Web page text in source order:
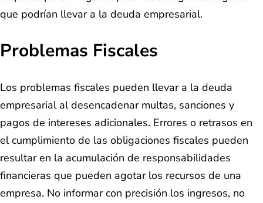
que podrían llevar a la deuda empresarial.
Problemas Fiscales
Los problemas fiscales pueden llevar a la deuda
empresarial al desencadenar multas, sanciones y
pagos de intereses adicionales. Errores o retrasos en
el cumplimiento de las obligaciones fiscales pueden
resultar en la acumulación de responsabilidades
financieras que pueden agotar los recursos de una
empresa. No informar con precisión los ingresos, no